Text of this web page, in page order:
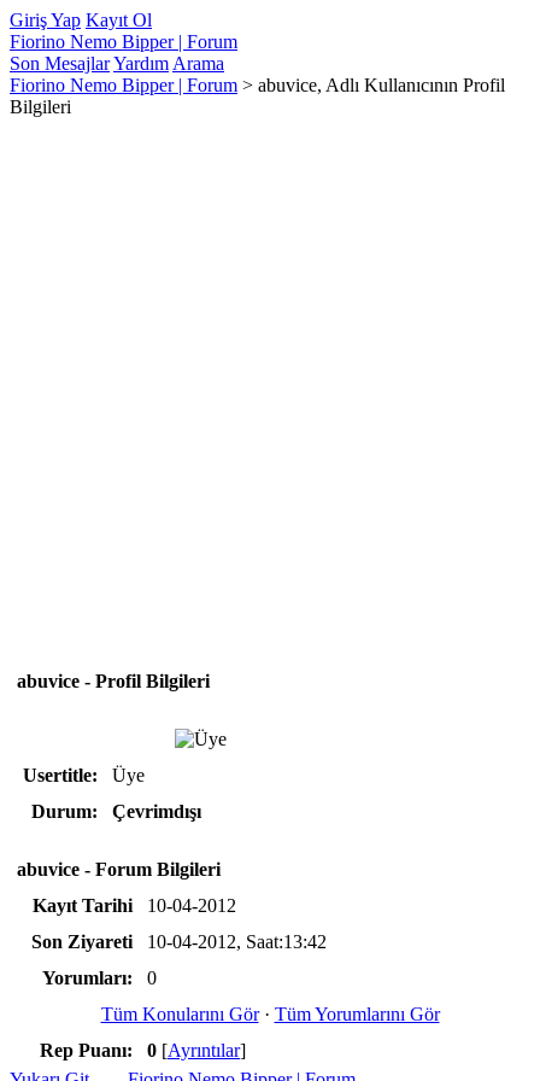
Giriş Yap Kayıt Ol
Fiorino Nemo Bipper | Forum
Son MesajlarYardım Arama
Fiorino Nemo Bipper | Forum > abuvice, Adlı Kullanıcının Profil
Bilgileri
abuvice - Profil Bilgileri
Usertitle:
Üye
Durum:
Çevrimdışı
abuvice - Forum Bilgileri
Kayıt Tarihi
10-04-2012
Son Ziyareti
10-04-2012, Saat:13:42
Yorumları:
0
Tüm Konularını Gör· Tüm Yorumlarını Gör
Rep Puanı:
0 [Ayrıntılar]